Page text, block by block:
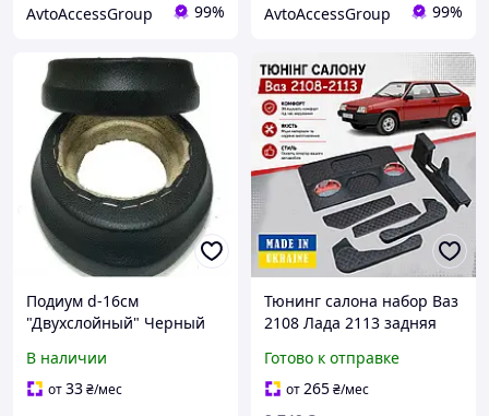
AvtoAccessGroup 99% AvtoAccessGroup 99%
Подиум d-16см
"Двухслойный" Черный
В наличии
от33₴/мес
Тюнинг салона набор Ваз
2108 Лада 2113 задняя
подиумы обвес
декоративные накладки в
салон черный нить
Готово к отправке
от265₴/мес